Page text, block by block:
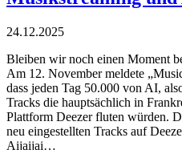
24.12.2025
Bleiben wir noch einen Moment
Am 12. November meldete
dass jeden Tag 50.000 von AI,
Tracks die hauptsächlich in
Plattform Deezer fluten würden.
neu eingestellten Tracks auf
Aijaijai…